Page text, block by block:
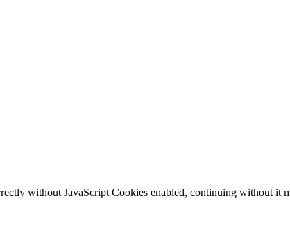
without JavaScript Cookies enabled, continuing without it